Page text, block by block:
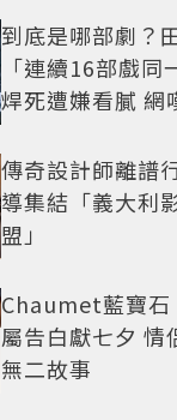
到底是哪部劇？
「連續16部戲
焊死遭嫌看膩 網
傳奇設計師離譜
導集結「義大利
盟」
Chaumet藍寶石
屬告白獻七夕 情
無二故事